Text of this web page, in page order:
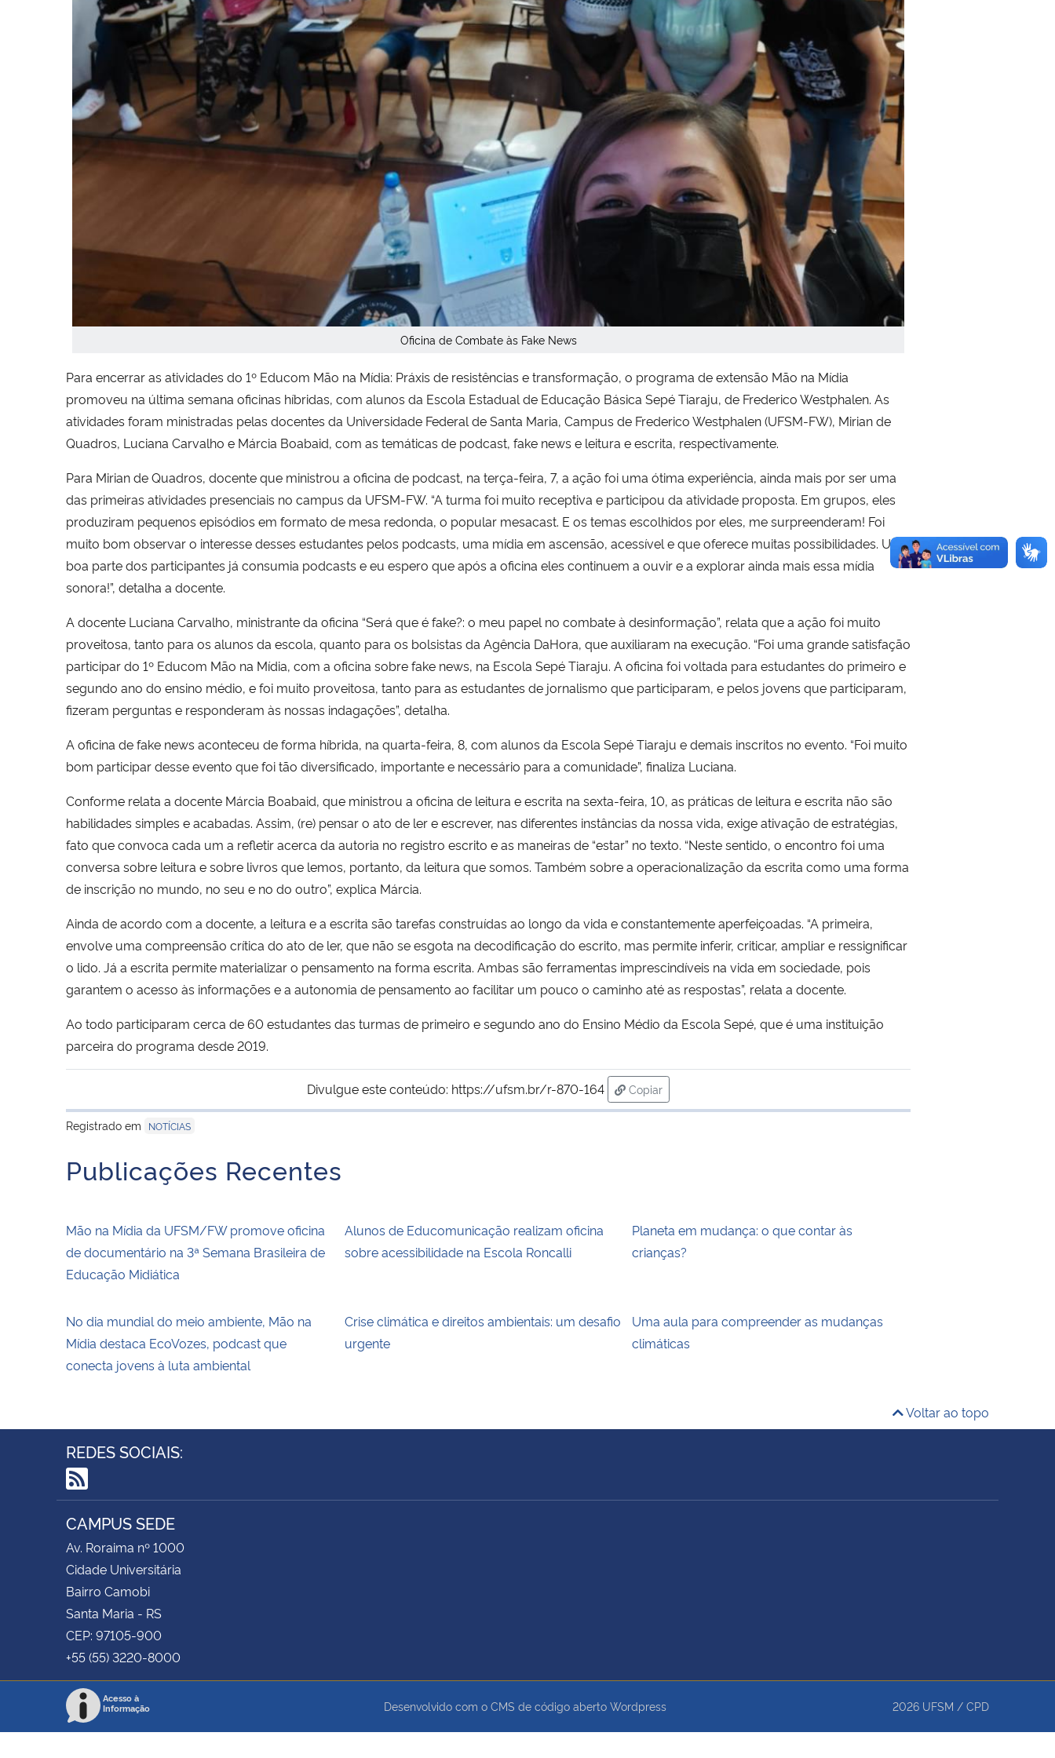
Oficina de Combate às Fake News
Para encerrar as atividades do 1º Educom Mão na Mídia: Práxis de resistências e transformação, o programa de extensão Mão na Mídia
promoveu na última semana oficinas híbridas, com alunos da Escola Estadual de Educação Básica Sepé Tiaraju, de Frederico Westphalen. As
atividades foram ministradas pelas docentes da Universidade Federal de Santa Maria, Campus de Frederico Westphalen (UFSM-FW), Mirian de
Quadros, Luciana Carvalho e Márcia Boabaid, com as temáticas de podcast, fake news e leitura e escrita, respectivamente.
Para Mirian de Quadros, docente que ministrou a oficina de podcast, na terça-feira, 7, a ação foi uma ótima experiência, ainda mais por ser uma
das primeiras atividades presenciais no campus da UFSM-FW. “A turma foi muito receptiva e participou da atividade proposta. Em grupos, eles
produziram pequenos episódios em formato de mesa redonda, o popular mesacast. E os temas escolhidos por eles, me surpreenderam! Foi
muito bom observar o interesse desses estudantes pelos podcasts, uma mídia em ascensão, acessível e que oferece muitas possibilidades. Uma
boa parte dos participantes já consumia podcasts e eu espero que após a oficina eles continuem a ouvir e a explorar ainda mais essa mídia
sonora!”, detalha a docente.
A docente Luciana Carvalho, ministrante da oficina “Será que é fake?: o meu papel no combate à desinformação”, relata que a ação foi muito
proveitosa, tanto para os alunos da escola, quanto para os bolsistas da Agência DaHora, que auxiliaram na execução. “Foi uma grande satisfação
participar do 1º Educom Mão na Mídia, com a oficina sobre fake news, na Escola Sepé Tiaraju. A oficina foi voltada para estudantes do primeiro e
segundo ano do ensino médio, e foi muito proveitosa, tanto para as estudantes de jornalismo que participaram, e pelos jovens que participaram,
fizeram perguntas e responderam às nossas indagações”, detalha.
A oficina de fake news aconteceu de forma híbrida, na quarta-feira, 8, com alunos da Escola Sepé Tiaraju e demais inscritos no evento. “Foi muito
bom participar desse evento que foi tão diversificado, importante e necessário para a comunidade”, finaliza Luciana.
Conforme relata a docente Márcia Boabaid, que ministrou a oficina de leitura e escrita na sexta-feira, 10, as práticas de leitura e escrita não são
habilidades simples e acabadas. Assim, (re) pensar o ato de ler e escrever, nas diferentes instâncias da nossa vida, exige ativação de estratégias,
fato que convoca cada um a refletir acerca da autoria no registro escrito e as maneiras de “estar” no texto. “Neste sentido, o encontro foi uma
conversa sobre leitura e sobre livros que lemos, portanto, da leitura que somos. Também sobre a operacionalização da escrita como uma forma
de inscrição no mundo, no seu e no do outro”, explica Márcia.
Ainda de acordo com a docente, a leitura e a escrita são tarefas construídas ao longo da vida e constantemente aperfeiçoadas. “A primeira,
envolve uma compreensão crítica do ato de ler, que não se esgota na decodificação do escrito, mas permite inferir, criticar, ampliar e ressignificar
o lido. Já a escrita permite materializar o pensamento na forma escrita. Ambas são ferramentas imprescindíveis na vida em sociedade, pois
garantem o acesso às informações e a autonomia de pensamento ao facilitar um pouco o caminho até as respostas”, relata a docente.
Ao todo participaram cerca de 60 estudantes das turmas de primeiro e segundo ano do Ensino Médio da Escola Sepé, que é uma instituição
parceira do programa desde 2019.
Divulgue este conteúdo: https://ufsm.br/r-870-164
Copiar
para área de transferência
Registrado em
NOTÍCIAS
Publicações Recentes
Mão na Mídia da UFSM/FW promove oficina
de documentário na 3ª Semana Brasileira de
Educação Midiática
Alunos de Educomunicação realizam oficina
sobre acessibilidade na Escola Roncalli
Planeta em mudança: o que contar às
crianças?
No dia mundial do meio ambiente, Mão na
Mídia destaca EcoVozes, podcast que
conecta jovens à luta ambiental
Crise climática e direitos ambientais: um desafio
urgente
Uma aula para compreender as mudanças
climáticas
Voltar ao topo
REDES SOCIAIS:
RSS
CAMPUS SEDE
Av. Roraima nº 1000
Cidade Universitária
Bairro Camobi
Santa Maria - RS
CEP: 97105-900
+55 (55) 3220-8000
Acesso à
Informação
Desenvolvido com o CMS de código aberto Wordpress 2026 UFSM / CPD